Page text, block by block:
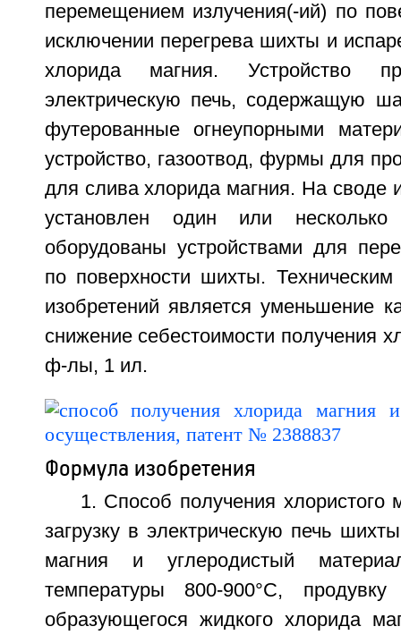
перемещением излучения(-ий) по
исключении перегрева шихты и
хлорида магния. Устройство
электрическую печь, содержащую
футерованные огнеупорными
устройство, газоотвод, фурмы для
для слива хлорида магния. На своде
установлен один или
оборудованы устройствами для
по поверхности шихты. Техническим
изобретений является уменьшение
снижение себестоимости получения
ф-лы, 1 ил.
Формула изобретения
1. Способ получения
загрузку в электрическую печь
магния и углеродистый
температуры 800-900°С,
образующегося жидкого хлорида